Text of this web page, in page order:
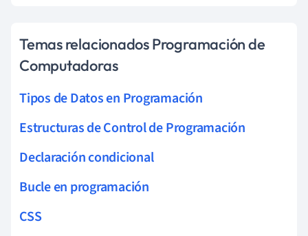
Temas relacionados Programación de
Computadoras
Tipos de Datos en Programación
Estructuras de Control de Programación
Declaración condicional
Bucle en programación
CSS